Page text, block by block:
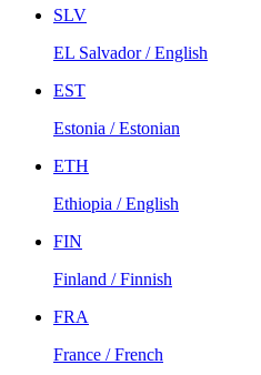
SLV
EL Salvador / English
EST
Estonia / Estonian
ETH
Ethiopia / English
FIN
Finland / Finnish
FRA
France / French